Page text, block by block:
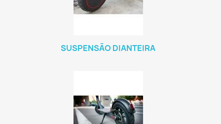
SUSPENSÃO DIANTEIRA